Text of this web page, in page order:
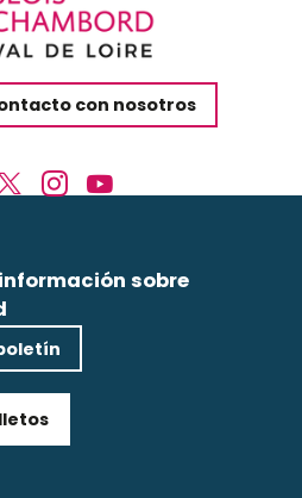
con nosotros
sobre